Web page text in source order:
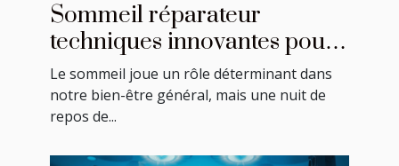
Sommeil réparateur
techniques innovantes pour
améliorer la qualité de votre
repos nocturne
Le sommeil joue un rôle déterminant dans
notre bien-être général, mais une nuit de
repos de...